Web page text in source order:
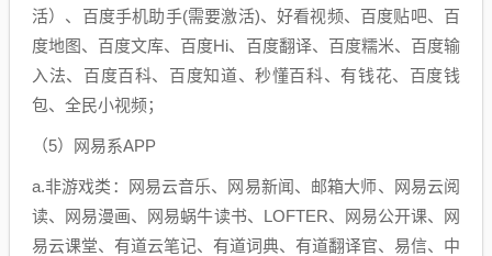
活）、百度手机助手(需要激活)、好看视频、百度贴吧、百
度地图、百度文库、百度Hi、百度翻译、百度糯米、百度输
入法、百度百科、百度知道、秒懂百科、有钱花、百度钱
包、全民小视频；
（5）网易系APP
a.非游戏类：网易云音乐、网易新闻、邮箱大师、网易云阅
读、网易漫画、网易蜗牛读书、LOFTER、网易公开课、网
易云课堂、有道云笔记、有道词典、有道翻译官、易信、中